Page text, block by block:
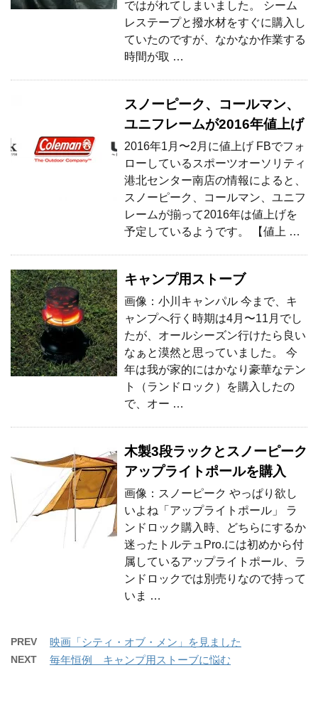
ではがれてしまいました。 シーム
レステープと撥水材をすぐに購入し
ていたのですが、なかなか作業する
時間が取 …
スノーピーク、コールマン、
ユニフレームが2016年値上げ
2016年1月〜2月に値上げ FBでフォ
ローしているスポーツオーソリティ
港北センター南店の情報によると、
スノーピーク、コールマン、ユニフ
レームが揃って2016年は値上げを
予定しているようです。 【値上 …
キャンプ用ストーブ
画像：小川キャンパル 今まで、キ
ャンプへ行く時期は4月〜11月でし
たが、オールシーズン行けたら良い
なぁと漠然と思っていました。 今
年は我が家的にはかなり豪華なテン
ト（ランドロック）を購入したの
で、オー …
木製3段ラックとスノーピーク
アップライトポールを購入
画像：スノーピーク やっぱり欲し
いよね「アップライトポール」 ラ
ンドロック購入時、どちらにするか
迷ったトルテュPro.には初めから付
属しているアップライトポール、ラ
ンドロックでは別売りなので持って
いま …
PREV 映画「シティ・オブ・メン」を見ました
NEXT 毎年恒例 キャンプ用ストーブに悩む